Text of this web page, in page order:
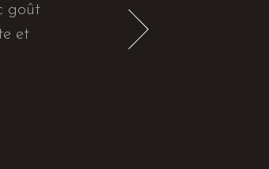
goût
et